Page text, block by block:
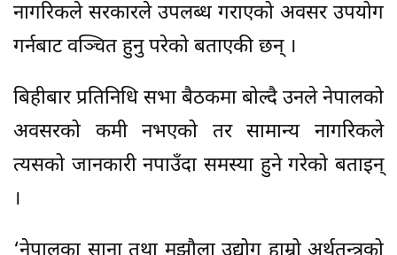
नागरिकले सरकारले उपलब्ध गराएको अवसर उपयोग
गर्नबाट वञ्चित हुनु परेको बताएकी छन् ।
बिहीबार प्रतिनिधि सभा बैठकमा बोल्दै उनले नेपालको
अवसरको कमी नभएको तर सामान्य नागरिकले
त्यसको जानकारी नपाउँदा समस्या हुने गरेको बताइन्
।